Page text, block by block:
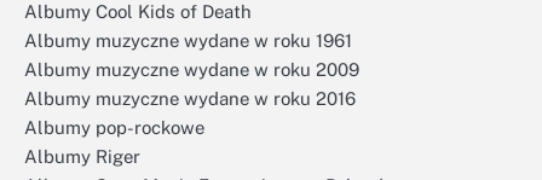
Albumy Cool Kids of Death
Albumy muzyczne wydane w roku 1961
Albumy muzyczne wydane w roku 2009
Albumy muzyczne wydane w roku 2016
Albumy pop-rockowe
Albumy Riger